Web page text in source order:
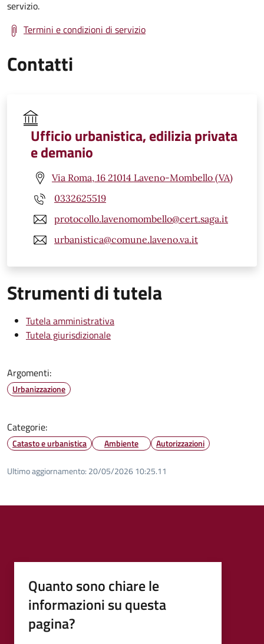
servizio.
Termini e condizioni di servizio
Contatti
Ufficio urbanistica, edilizia privata
e demanio
Via Roma, 16 21014 Laveno-Mombello (VA)
0332625519
protocollo.lavenomombello@cert.saga.it
urbanistica@comune.laveno.va.it
Strumenti di tutela
Tutela amministrativa
Tutela giurisdizionale
Argomenti:
Urbanizzazione
Categorie:
Catasto e urbanistica Ambiente Autorizzazioni
Ultimo aggiornamento: 20/05/2026 10:25.11
Quanto sono chiare le
informazioni su questa
pagina?